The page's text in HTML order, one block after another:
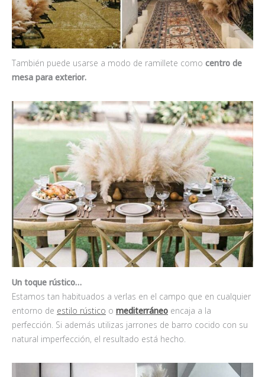
También puede usarse a modo de ramillete como centro de
mesa para exterior.
Un toque rústico…
Estamos tan habituados a verlas en el campo que en cualquier
entorno de estilo rústico o mediterráneo encaja a la
perfección. Si además utilizas jarrones de barro cocido con su
natural imperfección, el resultado está hecho.